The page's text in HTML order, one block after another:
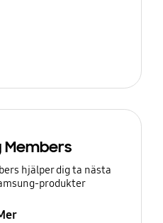
Members
hjälper dig ta nästa
produkter